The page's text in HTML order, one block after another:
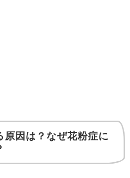
原因は？なぜ花粉症に